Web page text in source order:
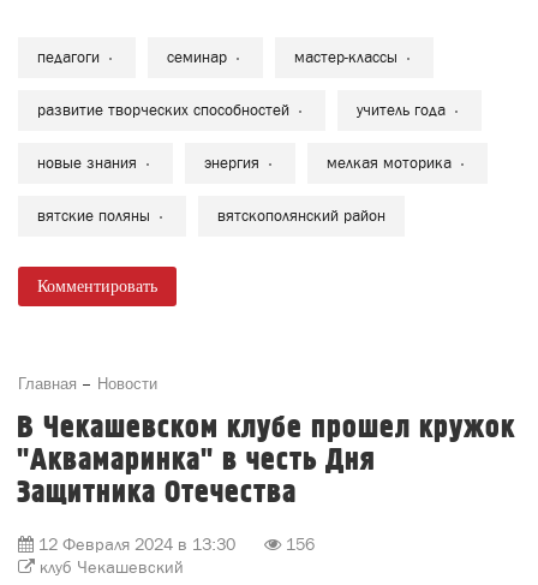
педагоги семинар мастер-классы
развитие творческих способностей учитель года
новые знания энергия мелкая моторика
вятские поляны вятскополянский район
Комментировать
Главная Новости
В Чекашевском клубе прошел кружок
"Аквамаринка" в честь Дня
Защитника Отечества
12 Февраля 2024 в 13:30
156
клуб Чекашевский